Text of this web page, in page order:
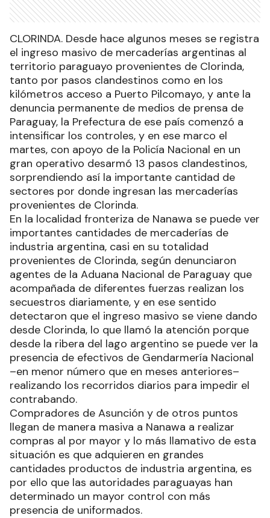
CLORINDA. Desde hace algunos meses se registra
el ingreso masivo de mercaderías argentinas al
territorio paraguayo provenientes de Clorinda,
tanto por pasos clandestinos como en los
kilómetros acceso a Puerto Pilcomayo, y ante la
denuncia permanente de medios de prensa de
Paraguay, la Prefectura de ese país comenzó a
intensificar los controles, y en ese marco el
martes, con apoyo de la Policía Nacional en un
gran operativo desarmó 13 pasos clandestinos,
sorprendiendo así la importante cantidad de
sectores por donde ingresan las mercaderías
provenientes de Clorinda.
En la localidad fronteriza de Nanawa se puede ver
importantes cantidades de mercaderías de
industria argentina, casi en su totalidad
provenientes de Clorinda, según denunciaron
agentes de la Aduana Nacional de Paraguay que
acompañada de diferentes fuerzas realizan los
secuestros diariamente, y en ese sentido
detectaron que el ingreso masivo se viene dando
desde Clorinda, lo que llamó la atención porque
desde la ribera del lago argentino se puede ver la
presencia de efectivos de Gendarmería Nacional
–en menor número que en meses anteriores–
realizando los recorridos diarios para impedir el
contrabando.
Compradores de Asunción y de otros puntos
llegan de manera masiva a Nanawa a realizar
compras al por mayor y lo más llamativo de esta
situación es que adquieren en grandes
cantidades productos de industria argentina, es
por ello que las autoridades paraguayas han
determinado un mayor control con más
presencia de uniformados.